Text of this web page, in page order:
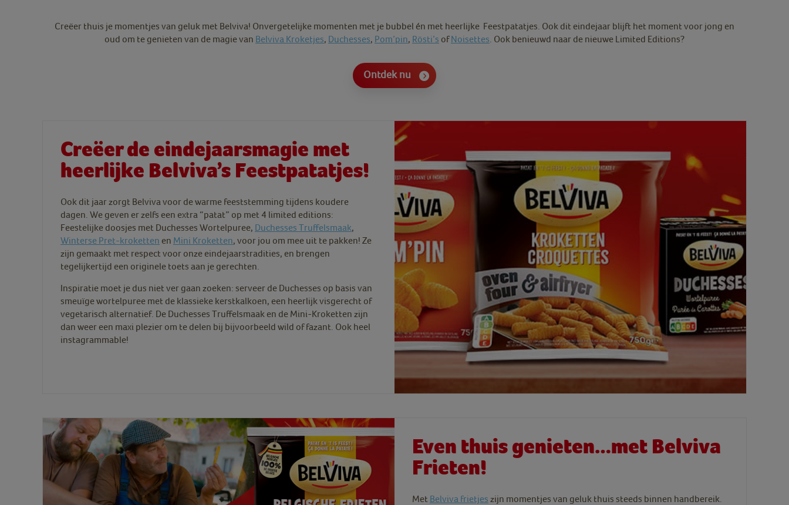
Creëer thuis je momentjes van geluk met Belviva! Onvergetelijke momenten met je bubbel én met heerlijke Feestpatatjes. Ook dit eindejaar blijft het moment voor jong en
oud om te genieten van de magie van Belviva Kroketjes, Duchesses, Pom’pin, Rösti’s ofNoisettes . Ook benieuwd naar de nieuwe Limited Editions?
Ontdek nu
Creëer de eindejaarsmagie met
heerlijke Belviva’s Feestpatatjes!
Ook dit jaar zorgt Belviva voor de warme feeststemming tijdens koudere
dagen. We geven er zelfs een extra “patat” op met 4 limited editions:
Feestelijke doosjes met Duchesses Wortelpuree, Duchesses Truffelsmaak,
Winterse Pret-kroketten en Mini Kroketten, voor jou om mee uit te pakken! Ze
zijn gemaakt met respect voor onze eindejaarstradities, en brengen
tegelijkertijd een originele toets aan je gerechten.
Inspiratie moet je dus niet ver gaan zoeken: serveer de Duchesses op basis van
smeuïge wortelpuree met de klassieke kerstkalkoen, een heerlijk visgerecht of
vegetarisch alternatief. De Duchesses Truffelsmaak en de Mini-Kroketten zijn
dan weer een maxi plezier om te delen bij bijvoorbeeld wild of fazant. Ook heel
instagrammable!
Even thuis genieten…met Belviva
Frieten!
Met Belviva frietjes zijn momentjes van geluk thuis steeds binnen handbereik.